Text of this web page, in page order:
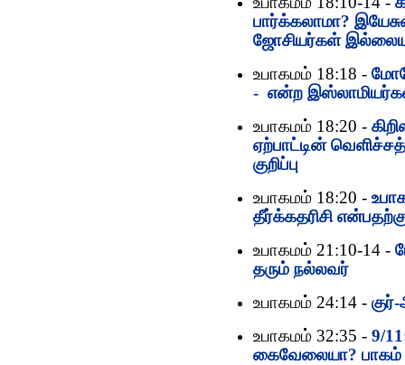
பார்க்கலாமா?
ஜோசியர்கள்
உபாகமம் 18:18 -
- என்ற
உபாகமம் 18:20 -
ஏற்பாட்டின்
குறிப்பு
உபாகமம் 18:20 -
தீர்க்கதரிசி
உபாகமம் 21:10-14 -
தரும் நல்லவர்
உபாகமம் 24:14 -
உபாகமம் 32:35 - 9/
கைவேலையா? பாகம்